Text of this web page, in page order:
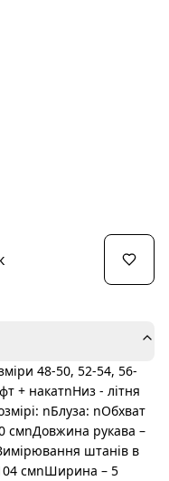
48-50, 52-54, 56-
+ накатnНиз - літня
nБлуза: nОбхват
смnДовжина рукава –
штанів в
104 смnШирина – 5